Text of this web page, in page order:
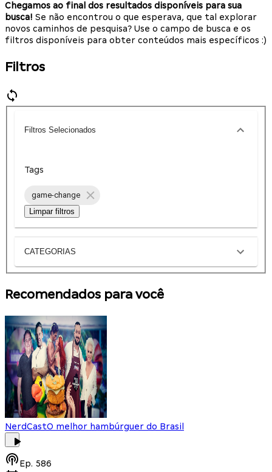
Chegamos ao final dos resultados disponíveis para sua
busca! Se não encontrou o que esperava, que tal explorar
novos caminhos de pesquisa? Use o campo de busca e os
filtros disponíveis para obter conteúdos mais específicos :)
Filtros
Filtros Selecionados
Tags
game-change
Limpar filtros
CATEGORIAS
Recomendados para você
NerdCastO melhor hambúrguer do Brasil
Ep. 586